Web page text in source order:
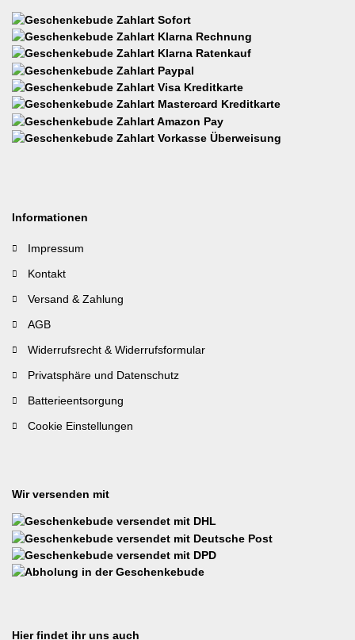
Informationen
Impressum
Kontakt
Versand & Zahlung
AGB
Widerrufsrecht & Widerrufsformular
Privatsphäre und Datenschutz
Batterieentsorgung
Cookie Einstellungen
Wir versenden mit
Hier findet ihr uns auch